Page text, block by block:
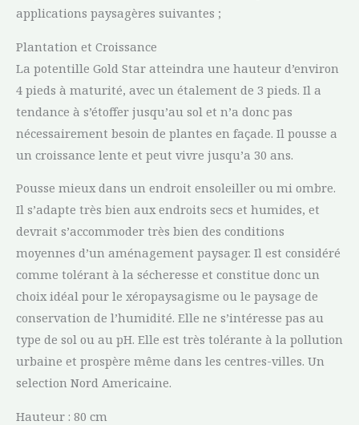
applications paysagères suivantes ;
Plantation et Croissance
La potentille Gold Star atteindra une hauteur d’environ
4 pieds à maturité, avec un étalement de 3 pieds. Il a
tendance à s’étoffer jusqu’au sol et n’a donc pas
nécessairement besoin de plantes en façade. Il pousse a
un croissance lente et peut vivre jusqu’a 30 ans.
Pousse mieux dans un endroit ensoleiller ou mi ombre.
Il s’adapte très bien aux endroits secs et humides, et
devrait s’accommoder très bien des conditions
moyennes d’un aménagement paysager. Il est considéré
comme tolérant à la sécheresse et constitue donc un
choix idéal pour le xéropaysagisme ou le paysage de
conservation de l’humidité. Elle ne s’intéresse pas au
type de sol ou au pH. Elle est très tolérante à la pollution
urbaine et prospère même dans les centres-villes. Un
selection Nord Americaine.
Hauteur : 80 cm